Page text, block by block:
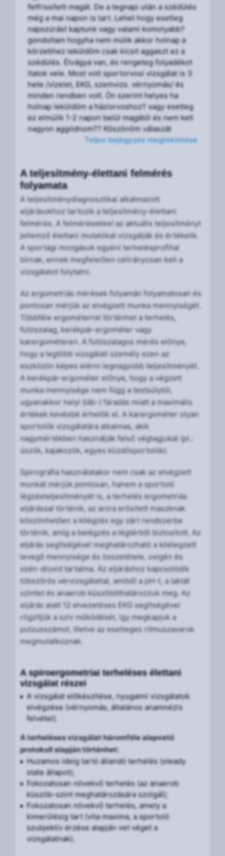
felfrissített magát. De a tegnapi után a szédülés
még a mai napon is tart. Lehet hogy esetleg
napszúrást kaptunk vagy valami komolyabb?
gondoltam hogyha nem múlik akkor holnap a
körzetihez leküldöm csak kicsit aggaszt ez a
szédülés. Étvágya van, és rengeteg folyadékot
itatok vele. Most volt sportorvosi vizsgálat is 3
hete /vizelet, EKG, szemvizs. vérnyomás/ és
minden rendben volt. Ön szerint helyes ha
holnap leküldöm a háziorvoshoz? vagy esetleg
ez elmúlik 1-2 napon belül magától és nem kell
nagyon aggódnom?? Köszönöm válaszát
Teljes bejegyzés megtekintése
A teljesítmény-élettani felmérés
folyamata
A teljesítménydiagnosztikai alkalmazott
eljárásokhoz tartozik a teljesítmény-élettani
felmérés. A felmérésekkel az aktuális teljesítményt
jellemző élettani mutatókat vizsgálják és értékelik.
A sportági mozgások egyéni terhelésprofillal
bírnak, ennek megfelelően célirányosan kell a
vizsgálatot folytatni.
Az ergometriás mérések folyamán folyamatosan és
pontosan mérjük az elvégzett munka mennyiségét.
Többféle ergométerrel történhet a terhelés,
futószalag, kerékpár-ergométer vagy
karergométeren. A futószalagos mérés előnye,
hogy a legtöbb vizsgálati személy ezen az
eszközön képes elérni legnagyobb teljesítményét.
A kerékpár-ergométer előnye, hogy a végzett
munka mennyisége nem függ a testsúlytól,
ugyanakkor helyi (láb-) fáradás miatt a maximális
értékek kevésbé érhetők el. A karergométer olyan
sportolók vizsgálatára alkalmas, akik
nagymértékben használják felső végtagjukat (pl.:
úszók, kajakozók, egyes küzdősportolók).
Spirográfia használatakor nem csak az elvégzett
munkát mérjük pontosan, hanem a sportoló
légzésteljesítményét is, a terhelés ergometriás
eljárással történik, az arcra erősített maszknak
köszönhetően a kilégzés egy zárt rendszerbe
történik, amíg a belégzés a légtérből biztosított. Az
eljárás segítségével meghatározható a kilélegzett
levegő mennyisége és összetétele, oxigén és
szén-dioxid tartalma. Az eljáráshoz kapcsolódik
töbszörös vérvizsgálattal, amiből a pH-t, a laktát
szintet és anaerob küszöböthatározzuk meg. Az
eljárás alatt 12 elvezetéses EKG segítségével
rögzítjük a szív működését, így megkapjuk a
pulzusszámot, illetve az esetleges ritmuszavarok
megmutatkoznak.
A spiroergometriai terheléses élettani
vizsgálat részei
A vizsgálat előkészítése, nyugalmi vizsgálatok
elvégzése (vérnyomás, általános anamnézis
felvétel).
A terheléses vizsgálat háromféle alapvető
protokoll alapján történhet:
Huzamos ideig tartó állandó terhelés (steady
state állapot);
Fokozatosan növekvő terhelés (az anaerob
küszöb-szint meghatározására szolgál);
Fokozatosan növekvő terhelés, amely a
kimerülésig tart (vita maxima, a sportoló
szubjektív érzése alapján vet véget a
vizsgálatnak).